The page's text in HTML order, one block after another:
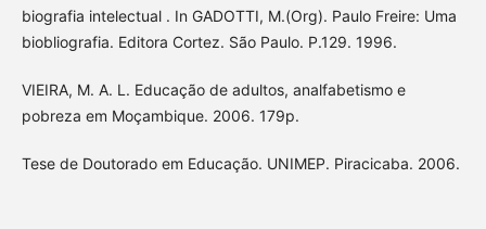
biografia intelectual . In GADOTTI, M.(Org). Paulo Freire: Uma
biobliografia. Editora Cortez. São Paulo. P.129. 1996.
VIEIRA, M. A. L. Educação de adultos, analfabetismo e
pobreza em Moçambique. 2006. 179p.
Tese de Doutorado em Educação. UNIMEP. Piracicaba. 2006.